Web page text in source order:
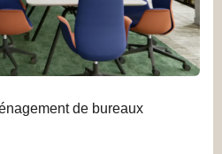
de bureaux